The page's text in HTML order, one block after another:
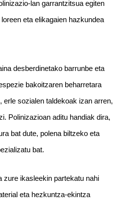
lan garrantzitsua egiten
eta elikagaien hazkundea
desberdinetako barrunbe eta
bakoitzaren beharretara
erle sozialen taldekoak izan arren,
Polinizazioan aditu handiak dira,
bat dute, polena biltzeko eta
bat.
zure ikasleekin partekatu nahi
eta hezkuntza-ekintza